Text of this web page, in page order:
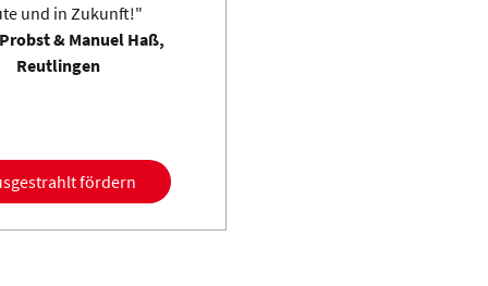
und in Zukunft!"
& Manuel Haß,
Reutlingen
fördern